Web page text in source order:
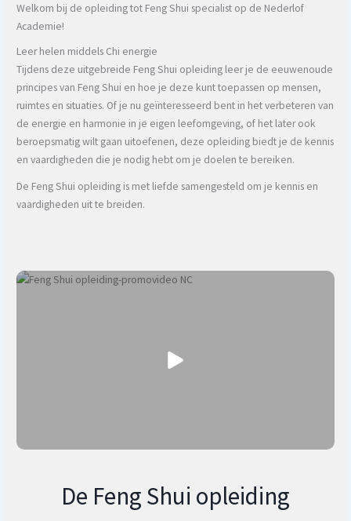
Welkom bij de opleiding tot Feng Shui specialist op de Nederlof
Academie!
Leer helen middels Chi energie
Tijdens deze uitgebreide Feng Shui opleiding leer je de eeuwenoude
principes van Feng Shui en hoe je deze kunt toepassen op mensen,
ruimtes en situaties. Of je nu geïnteresseerd bent in het verbeteren van
de energie en harmonie in je eigen leefomgeving, of het later ook
beroepsmatig wilt gaan uitoefenen, deze opleiding biedt je de kennis
en vaardigheden die je nodig hebt om je doelen te bereiken.
De Feng Shui opleiding is met liefde samengesteld om je kennis en
vaardigheden uit te breiden.
De Feng Shui opleiding